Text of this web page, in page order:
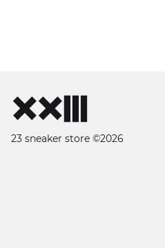
23 sneaker store ©2026